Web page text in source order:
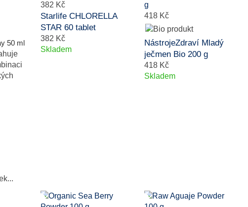
50 ml
382 Kč
Starlife CHLORELLA
STAR 60 tablet
382 Kč
Skladem
418 Kč
NástrojeZdraví Mladý
ječmen Bio 200 g
418 Kč
Skladem